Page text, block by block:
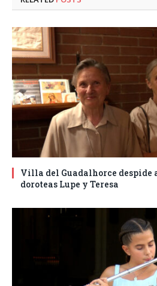
Villa del Guadalhorce despide
doroteas Lupe y Teresa